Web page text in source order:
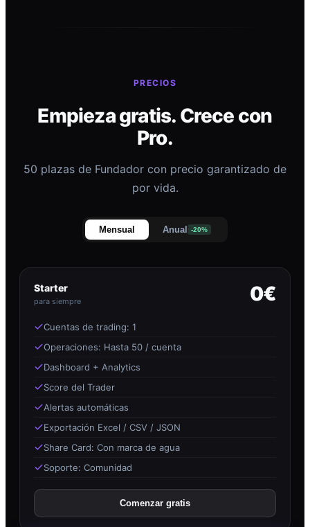
PRECIOS
Empieza gratis. Crece con
Pro.
50 plazas de Fundador con precio garantizado de
por vida.
Mensual Anual -20%
Starter
para siempre 0€
Cuentas de trading: 1
Operaciones: Hasta 50 / cuenta
Dashboard + Analytics
Score del Trader
Alertas automáticas
Exportación Excel / CSV / JSON
Share Card: Con marca de agua
Soporte: Comunidad
Comenzar gratis